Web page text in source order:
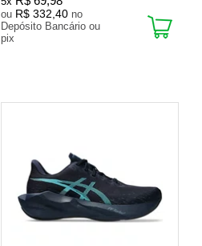
ou R$ 332,40 no
Depósito Bancário ou
pix